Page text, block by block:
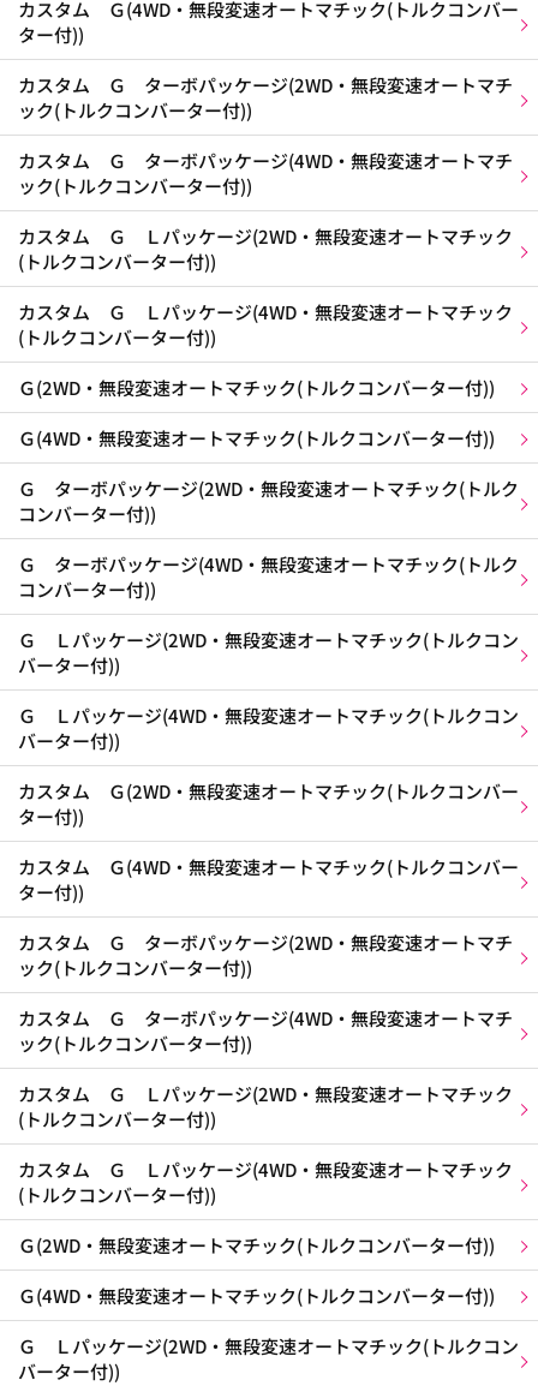
カスタム Ｇ(4WD・無段変速オートマチック(トルクコンバー
ター付))
カスタム Ｇ ターボパッケージ(2WD・無段変速オートマチ
ック(トルクコンバーター付))
カスタム Ｇ ターボパッケージ(4WD・無段変速オートマチ
ック(トルクコンバーター付))
カスタム Ｇ Ｌパッケージ(2WD・無段変速オートマチック
(トルクコンバーター付))
カスタム Ｇ Ｌパッケージ(4WD・無段変速オートマチック
(トルクコンバーター付))
Ｇ(2WD・無段変速オートマチック(トルクコンバーター付))
Ｇ(4WD・無段変速オートマチック(トルクコンバーター付))
Ｇ ターボパッケージ(2WD・無段変速オートマチック(トルク
コンバーター付))
Ｇ ターボパッケージ(4WD・無段変速オートマチック(トルク
コンバーター付))
Ｇ Ｌパッケージ(2WD・無段変速オートマチック(トルクコン
バーター付))
Ｇ Ｌパッケージ(4WD・無段変速オートマチック(トルクコン
バーター付))
カスタム Ｇ(2WD・無段変速オートマチック(トルクコンバー
ター付))
カスタム Ｇ(4WD・無段変速オートマチック(トルクコンバー
ター付))
カスタム Ｇ ターボパッケージ(2WD・無段変速オートマチ
ック(トルクコンバーター付))
カスタム Ｇ ターボパッケージ(4WD・無段変速オートマチ
ック(トルクコンバーター付))
カスタム Ｇ Ｌパッケージ(2WD・無段変速オートマチック
(トルクコンバーター付))
カスタム Ｇ Ｌパッケージ(4WD・無段変速オートマチック
(トルクコンバーター付))
Ｇ(2WD・無段変速オートマチック(トルクコンバーター付))
Ｇ(4WD・無段変速オートマチック(トルクコンバーター付))
Ｇ Ｌパッケージ(2WD・無段変速オートマチック(トルクコン
バーター付))